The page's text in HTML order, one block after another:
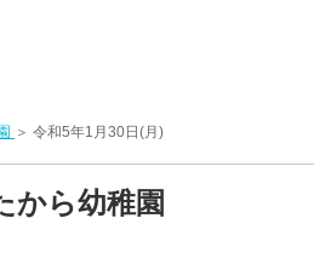
＞ 令和5年1月30日(月)
から幼稚園